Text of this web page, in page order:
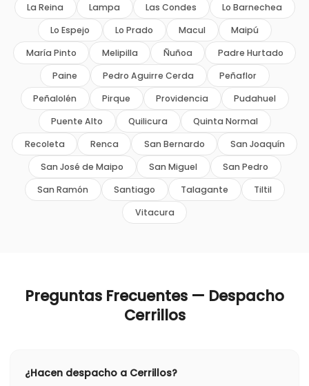
La Reina Lampa Las Condes
Lo Barnechea
Lo Espejo
Lo Prado Macul
Maipú
María Pinto
Melipilla Ñuñoa
Padre Hurtado
Paine
Pedro Aguirre Cerda
Peñaflor
Peñalolén
Pirque Providencia
Pudahuel
Puente Alto
Quilicura
Quinta Normal
Recoleta
Renca San Bernardo
San Joaquín
San José de Maipo
San Miguel
San Pedro
San Ramón
Santiago Talagante
Tiltil
Vitacura
Preguntas Frecuentes — Despacho
Cerrillos
¿Hacen despacho a Cerrillos?